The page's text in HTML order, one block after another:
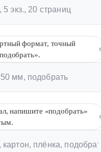
формат, точный
напишите «подобрать»